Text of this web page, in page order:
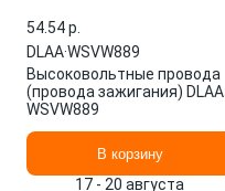
54.54 p.
DLAA·WSVW889
Высоковольтные провода
(провода зажигания) DLAA
WSVW889
В корзину
17 - 20 августа